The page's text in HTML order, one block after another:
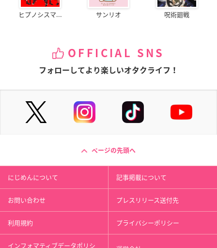
ヒプノシスマ... サンリオ 呪術廻戦
OFFICIAL SNS
フォローしてより楽しいオタクライフ！
ページの先頭へ
にじめんについて 記事掲載について
お問い合わせ プレスリリース送付先
利用規約 プライバシーポリシー
インフォマティブデータポリシ